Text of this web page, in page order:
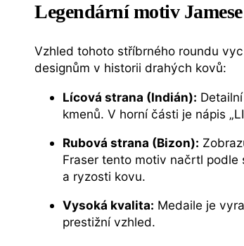
Legendární motiv
Vzhled tohoto stříbrného roundu
designům v historii drahých kovů:
Lícová strana (Indián):
kmenů. V horní části je nápis
Rubová strana (Bizon):
Fraser tento motiv načrtl podle
a ryzosti kovu.
Vysoká kvalita: Medaile je
prestižní vzhled.